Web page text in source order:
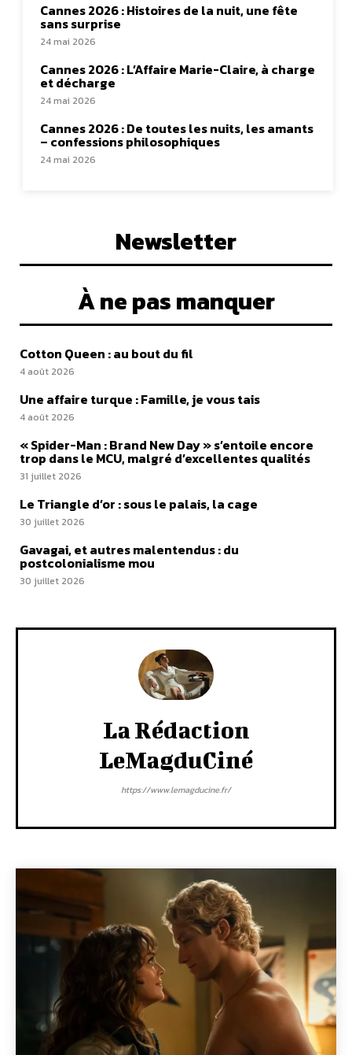
Cannes 2026 : Histoires de la nuit, une fête
sans surprise
24 mai 2026
Cannes 2026 : L’Affaire Marie-Claire, à charge
et décharge
24 mai 2026
Cannes 2026 : De toutes les nuits, les amants
– confessions philosophiques
24 mai 2026
Newsletter
À ne pas manquer
Cotton Queen : au bout du fil
4 août 2026
Une affaire turque : Famille, je vous tais
4 août 2026
« Spider-Man : Brand New Day » s’entoile encore
trop dans le MCU, malgré d’excellentes qualités
31 juillet 2026
Le Triangle d’or : sous le palais, la cage
30 juillet 2026
Gavagai, et autres malentendus : du
postcolonialisme mou
30 juillet 2026
La Rédaction
LeMagduCiné
https://www.lemagducine.fr/